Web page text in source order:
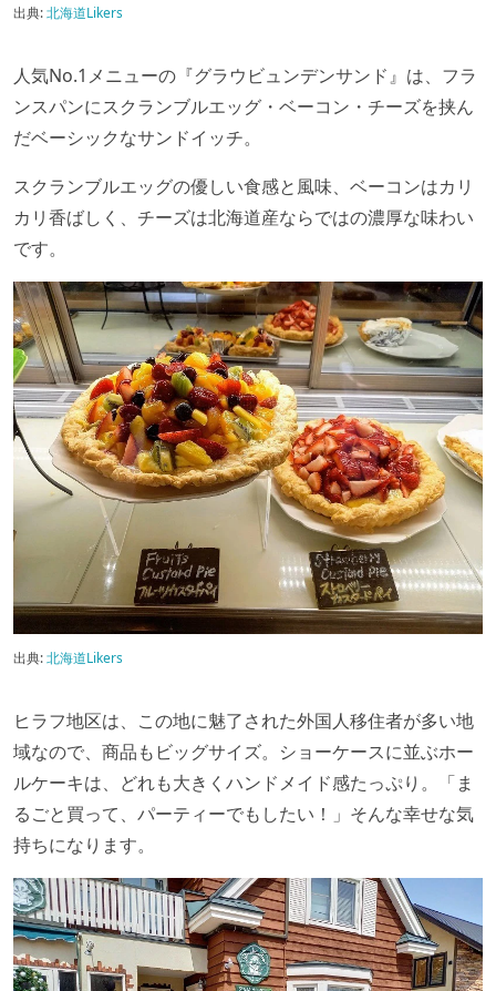
出典:北海道Likers
人気No.1メニューの『グラウビュンデンサンド』は、フラ
ンスパンにスクランブルエッグ・ベーコン・チーズを挟ん
だベーシックなサンドイッチ。
スクランブルエッグの優しい食感と風味、ベーコンはカリ
カリ香ばしく、チーズは北海道産ならではの濃厚な味わい
です。
出典:北海道Likers
ヒラフ地区は、この地に魅了された外国人移住者が多い地
域なので、商品もビッグサイズ。ショーケースに並ぶホー
ルケーキは、どれも大きくハンドメイド感たっぷり。「ま
るごと買って、パーティーでもしたい！」そんな幸せな気
持ちになります。